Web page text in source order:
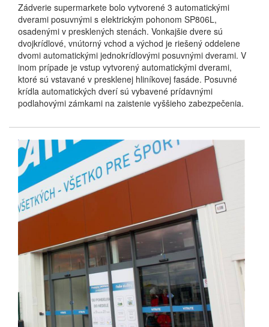
Zádverie supermarkete bolo vytvorené 3 automatickými
dverami posuvnými s elektrickým pohonom SP806L,
osadenými v presklených stenách. Vonkajšie dvere sú
dvojkrídlové, vnútorný vchod a východ je riešený oddelene
dvomi automatickými jednokrídlovými posuvnými dverami. V
inom prípade je vstup vytvorený automatickými dverami,
ktoré sú vstavané v presklenej hliníkovej fasáde. Posuvné
krídla automatických dverí sú vybavené prídavnými
podlahovými zámkami na zaistenie vyššieho zabezpečenia.